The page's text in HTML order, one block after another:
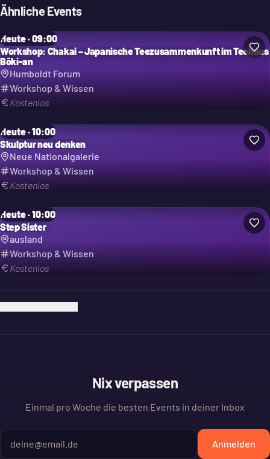
Ähnliche Events
Heute · 09:00
Workshop: Chakai – Japanische Teezusammenkunft im Teehaus
Bōki-an
Humboldt Forum
Workshop & Wissen
Kostenlos
Heute · 10:00
Skulptur neu denken
Neue Nationalgalerie
Workshop & Wissen
Kostenlos
Heute · 10:00
Step Sister
ausland
Workshop & Wissen
Kostenlos
Nix verpassen
Einmal pro Woche die besten Events in deiner Inbox
Anmelden